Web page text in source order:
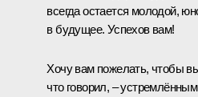
всегда остается молодой,
в будущее. Успехов вам!
Хочу вам пожелать, чтобы
что говорил, –